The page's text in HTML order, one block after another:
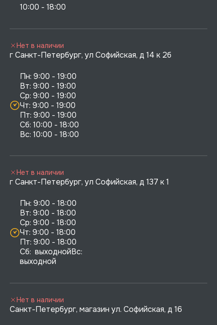
10:00 - 18:00
г Санкт-Петербург, ул Софийская, д 14 к 2б
Пн: 9:00 - 19:00
Вт: 9:00 - 19:00
Ср: 9:00 - 19:00
Чт: 9:00 - 19:00
Пт: 9:00 - 19:00
Сб: 10:00 - 18:00
Нет в наличии
г Санкт-Петербург, ул Софийская, д 137 к 1
Пн: 9:00 - 18:00
Вт: 9:00 - 18:00
Ср: 9:00 - 18:00
Чт: 9:00 - 18:00
Пт: 9:00 - 18:00
Сб:  выходнойВс:
выходной
Нет в наличии
Санкт-Петербург, магазин ул. Софийская, д 16
Нет в наличии